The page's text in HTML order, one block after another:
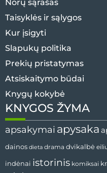
Norų sąrašas
Taisyklės ir sąlygos
Kur įsigyti
Slapukų politika
Prekių pristatymas
Atsiskaitymo būdai
Knygų kokybė
KNYGOS ŽYMA
apsakymai apysaka
dainos dieta drama dvikalbė
indėnai istorinis komiksai